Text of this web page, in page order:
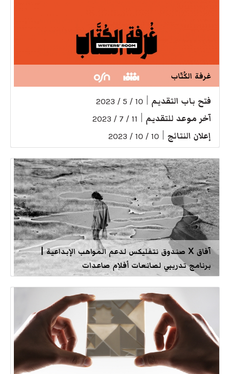
غرفة الكُتّاب
فتح باب التقديم 10 / 5 / 2023
آخر موعد للتقديم 11 / 7 / 2023
إعلان النتائج 10 / 10 / 2023
آفاق X صندوق نتفليكس لدعم المواهب الإبداعية |
برنامج تدريبي لصانعات أفلام صاعدات